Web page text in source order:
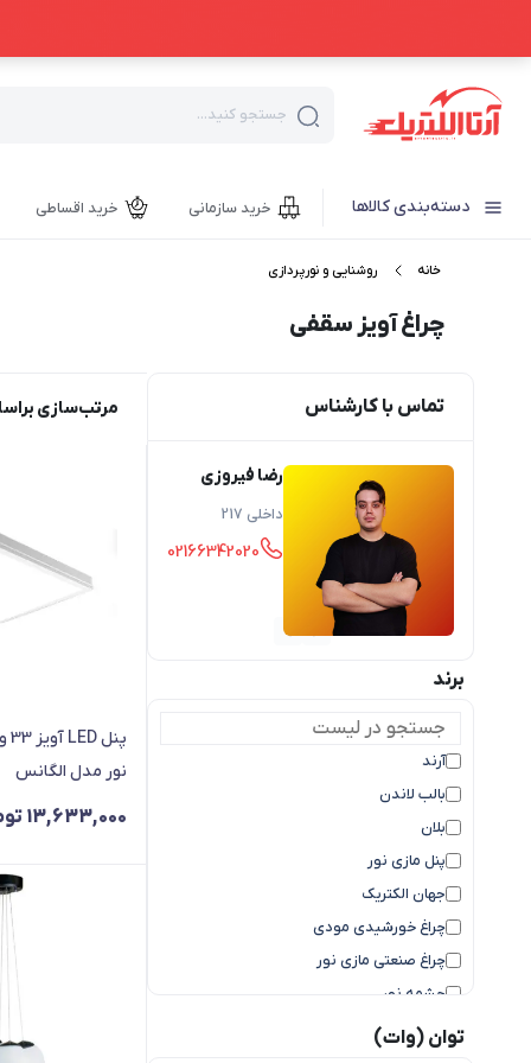
جستجو کنید...
دسته‌بندی کالاها خرید سازمانی خرید اقساطی
خانه روشنایی و نورپردازی
چراغ آویز سقفی
تماس با کارشناس
رضا فیروزی
داخلی 217
02166342020
برند
آرند
بالب لاندن
بلان
پنل مازی نور
جهان الکتریک
چراغ خورشیدی مودی
چراغ صنعتی مازی نور
چشمه نور
سایر
توان (وات)
مرتب‌سازی
نور مدل الگانس
13,633,000